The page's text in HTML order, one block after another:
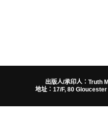
出版人/承印人：Truth
地址：17/F, 80